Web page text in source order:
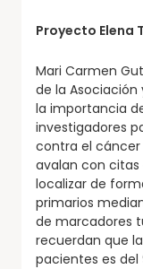
Proyecto Elena
Mari Carmen
de la Asociación
la importancia
investigadores
contra el
avalan con
localizar de
primarios
de marcadores
recuerdan que
pacientes es